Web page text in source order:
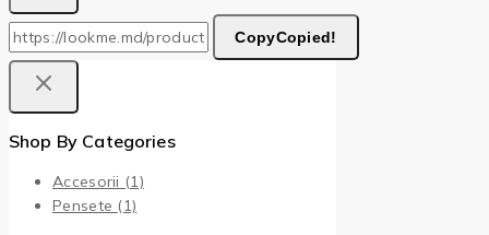
CopyCopied!
Shop By Categories
Accesorii (1)
Pensete (1)